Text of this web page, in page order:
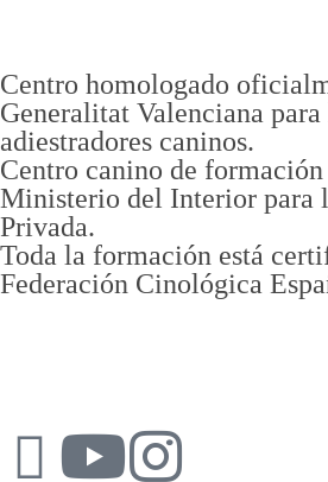
Centro homologado
Generalitat Valenciana
adiestradores caninos.
Centro canino de
Ministerio del Interior para
Privada.
Toda la formación está
Federación Cinológica